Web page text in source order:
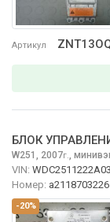
Артикул
-20%
БЛОК
W251, 2007г.,
VIN:
Номер: a2118703226